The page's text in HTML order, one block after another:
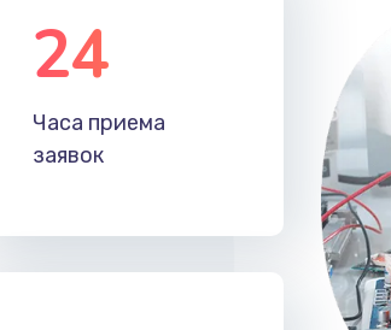
24
Часа приема
заявок